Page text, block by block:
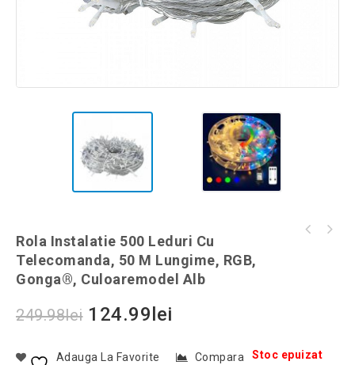
Rola Instalatie 500 Leduri Cu
Telecomanda, 50 M Lungime, RGB,
Gonga®, Culoaremodel Alb
249.98lei 124.99 lei
Stoc epuizat
Adauga La Favorite Compara